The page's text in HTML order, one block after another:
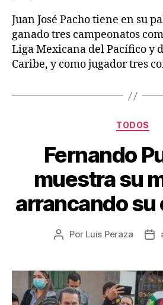
Juan José Pacho tiene en su
ganado tres campeonatos
Liga Mexicana del Pacífico y
Caribe, y como jugador tres
TODOS
Fernando
muestra su
arrancando su
Por Luis Peraza